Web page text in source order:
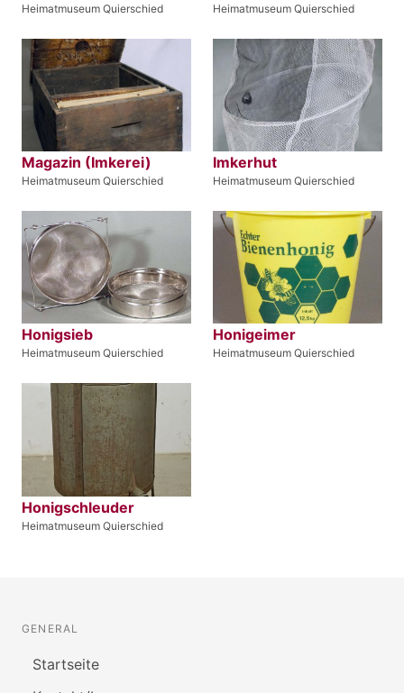
Heimatmuseum Quierschied Heimatmuseum Quierschied
Magazin (Imkerei)
Heimatmuseum Quierschied
Imkerhut
Heimatmuseum Quierschied
Honigsieb
Heimatmuseum Quierschied
Honigeimer
Heimatmuseum Quierschied
Honigschleuder
Heimatmuseum Quierschied
GENERAL
Startseite